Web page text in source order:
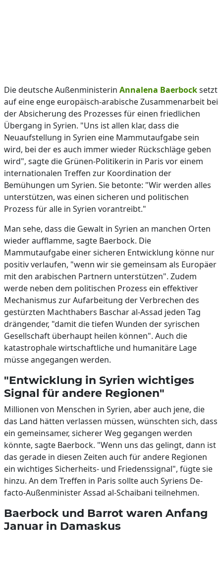
Die deutsche Außenministerin Annalena Baerbocksetzt
auf eine enge europäisch-arabische Zusammenarbeit bei
der Absicherung des Prozesses für einen friedlichen
Übergang in Syrien. "Uns ist allen klar, dass die
Neuaufstellung in Syrien eine Mammutaufgabe sein
wird, bei der es auch immer wieder Rückschläge geben
wird", sagte die Grünen-Politikerin in Paris vor einem
internationalen Treffen zur Koordination der
Bemühungen um Syrien. Sie betonte: "Wir werden alles
unterstützen, was einen sicheren und politischen
Prozess für alle in Syrien vorantreibt."
Man sehe, dass die Gewalt in Syrien an manchen Orten
wieder aufflamme, sagte Baerbock. Die
Mammutaufgabe einer sicheren Entwicklung könne nur
positiv verlaufen, "wenn wir sie gemeinsam als Europäer
mit den arabischen Partnern unterstützen". Zudem
werde neben dem politischen Prozess ein effektiver
Mechanismus zur Aufarbeitung der Verbrechen des
gestürzten Machthabers Baschar al-Assad jeden Tag
drängender, "damit die tiefen Wunden der syrischen
Gesellschaft überhaupt heilen können". Auch die
katastrophale wirtschaftliche und humanitäre Lage
müsse angegangen werden.
"Entwicklung in Syrien wichtiges
Signal für andere Regionen"
Millionen von Menschen in Syrien, aber auch jene, die
das Land hätten verlassen müssen, wünschten sich, dass
ein gemeinsamer, sicherer Weg gegangen werden
könnte, sagte Baerbock. "Wenn uns das gelingt, dann ist
das gerade in diesen Zeiten auch für andere Regionen
ein wichtiges Sicherheits- und Friedenssignal", fügte sie
hinzu. An dem Treffen in Paris sollte auch Syriens De-
facto-Außenminister Assad al-Schaibani teilnehmen.
Baerbock und Barrot waren Anfang
Januar in Damaskus